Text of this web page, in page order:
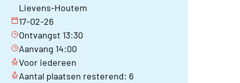
Lievens-Houtem
17-02-26
Ontvangst 13:30
Aanvang 14:00
Voor iedereen
Aantal plaatsen resterend: 6